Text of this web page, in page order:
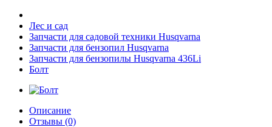
Лес и сад
Запчасти для садовой техники Husqvarna
Запчасти для бензопил Husqvarna
Запчасти для бензопилы Husqvarna 436Li
Болт
Описание
Отзывы (0)